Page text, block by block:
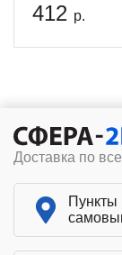
412 р.
Доставка по
Пункты